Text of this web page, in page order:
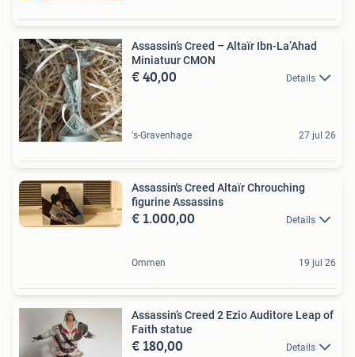
Assassin’s Creed – Altaïr Ibn-La’Ahad
Miniatuur CMON
€ 40,00 Details
's-Gravenhage 27 jul 26
Assassin's Creed Altaïr Chrouching
figurine Assassins
€ 1.000,00 Details
Ommen 19 jul 26
Assassin’s Creed 2 Ezio Auditore Leap of
Faith statue
€ 180,00 Details